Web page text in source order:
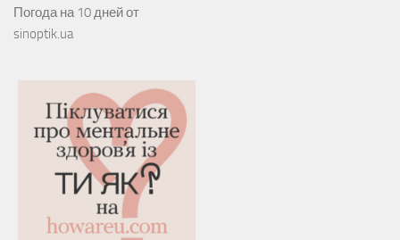
Погода на 10 дней от
sinoptik.ua